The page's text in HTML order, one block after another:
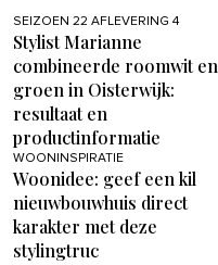
SEIZOEN 22 AFLEVERING 4
Stylist Marianne
combineerde roomwit en
groen in Oisterwijk:
resultaat en
productinformatie
WOONINSPIRATIE
Woonidee: geef een kil
nieuwbouwhuis direct
karakter met deze
stylingtruc